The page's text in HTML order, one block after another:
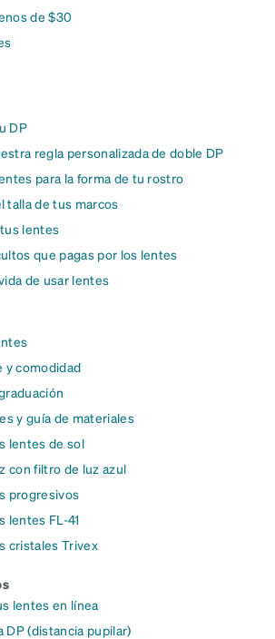
de $30
DP
regla personalizada de doble DP
para la forma de tu rostro
talla de tus marcos
lentes
que pagas por los lentes
de usar lentes
y comodidad
y guía de materiales
lentes de sol
con filtro de luz azul
progresivos
lentes FL-41
cristales Trivex
lentes en línea
DP (distancia pupilar)